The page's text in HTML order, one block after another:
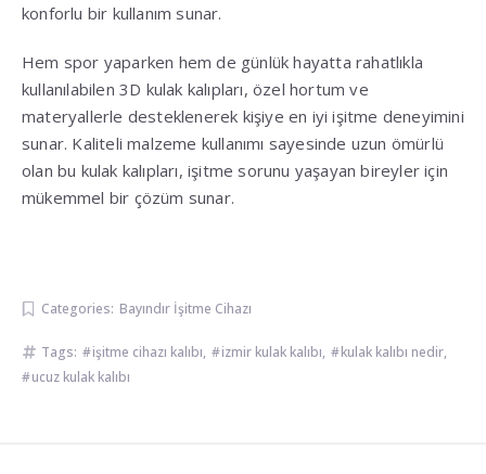
konforlu bir kullanım sunar.
Hem spor yaparken hem de günlük hayatta rahatlıkla
kullanılabilen 3D kulak kalıpları, özel hortum ve
materyallerle desteklenerek kişiye en iyi işitme deneyimini
sunar. Kaliteli malzeme kullanımı sayesinde uzun ömürlü
olan bu kulak kalıpları, işitme sorunu yaşayan bireyler için
mükemmel bir çözüm sunar.
Categories: Bayındır İşitme Cihazı
Tags: işitme cihazı kalıbı, izmir kulak kalıbı, kulak kalıbı nedir,
ucuz kulak kalıbı